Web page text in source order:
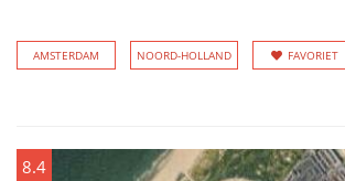
AMSTERDAM NOORD-HOLLAND FAVORIET
8.4